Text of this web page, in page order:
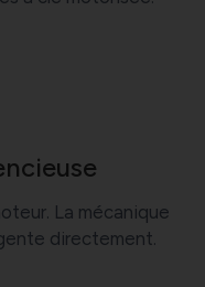
La mécanique
directement.